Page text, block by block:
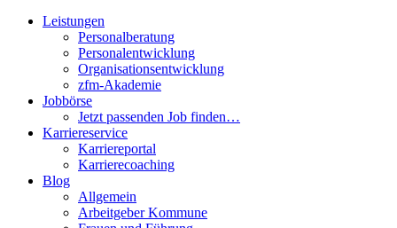
Leistungen
Personalberatung
Personalentwicklung
Organisationsentwicklung
zfm-Akademie
Jobbörse
Jetzt passenden Job finden…
Karriereservice
Karriereportal
Karrierecoaching
Blog
Allgemein
Arbeitgeber Kommune